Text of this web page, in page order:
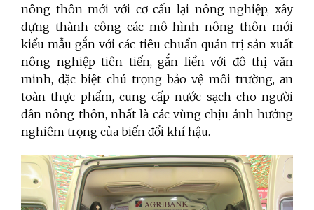
nông thôn mới với cơ cấu lại nông nghiệp, xây
dựng thành công các mô hình nông thôn mới
kiểu mẫu gắn với các tiêu chuẩn quản trị sản xuất
nông nghiệp tiên tiến, gắn liền với đô thị văn
minh, đặc biệt chú trọng bảo vệ môi trường, an
toàn thực phẩm, cung cấp nước sạch cho người
dân nông thôn, nhất là các vùng chịu ảnh hưởng
nghiêm trọng của biến đổi khí hậu.